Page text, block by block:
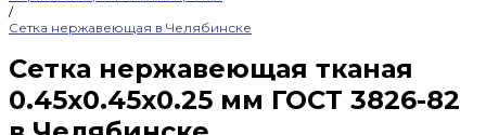
/
Сетка нержавеющая в Челябинске
Сетка нержавеющая тканая
0.45х0.45х0.25 мм ГОСТ 3826-82